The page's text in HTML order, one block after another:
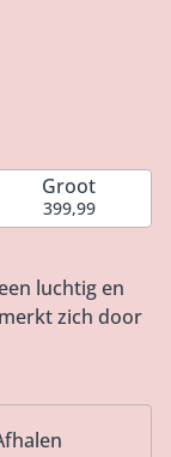
luchtig en
zich door
en
een ovale
rouwstuk is
Groot
399,99